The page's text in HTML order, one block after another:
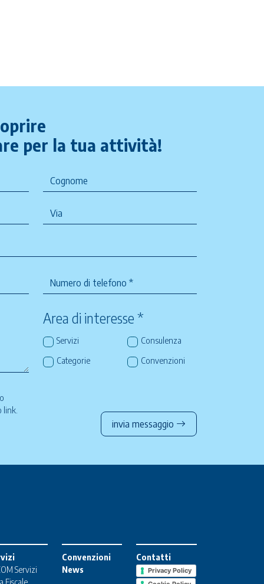
per la tua attività!
Area di interesse *
Servizi
Consulenza
Categorie
Convenzioni
link
invia messaggio
Servizi
Convenzioni
News
Contatti
Privacy Policy